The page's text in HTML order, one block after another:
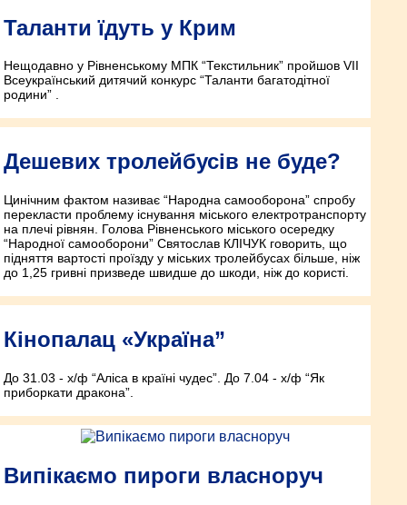
Таланти їдуть у Крим
Нещодавно у Рівненському МПК “Текстильник” пройшов VІІ
Всеукраїнський дитячий конкурс “Таланти багатодітної
родини” .
Дешевих тролейбусів не буде?
Цинічним фактом називає “Народна самооборона” спробу
перекласти проблему існування міського електротранспорту
на плечі рівнян. Голова Рівненського міського осередку
“Народної самооборони” Святослав КЛІЧУК говорить, що
підняття вартості проїзду у міських тролейбусах більше, ніж
до 1,25 гривні призведе швидше до шкоди, ніж до користі.
Кінопалац «Україна”
До 31.03 - х/ф “Аліса в країні чудес”. До 7.04 - х/ф “Як
приборкати дракона”.
Випікаємо пироги власноруч